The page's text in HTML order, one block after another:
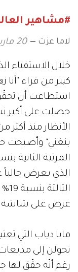
#مشاهير
لاما عزت 20 مارس 2012
خلال الاستفتاء
كبير من قراء "أنا
استطاعت أن
الأنظار منذ
بنغني" وأصبحت
الذي يعرض
عرض على شاشة
مايا دياب التي
تحولن إلى
رغم أنّه حقّق لها